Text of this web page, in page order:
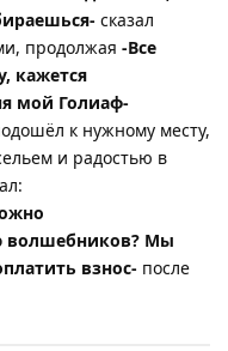
сказал
продолжая -Все
кажется
мой Голиаф-
к нужному месту,
и радостью в
волшебников? Мы
взнос- после